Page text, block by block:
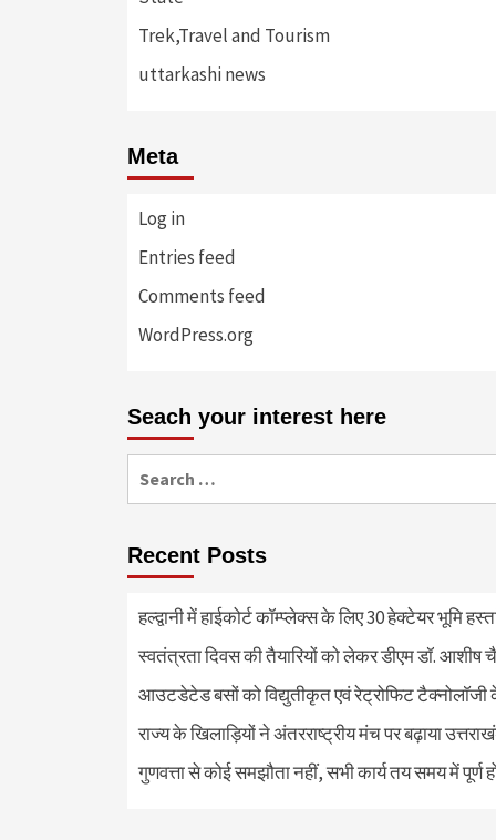
Trek,Travel and Tourism
uttarkashi news
Meta
Log in
Entries feed
Comments feed
WordPress.org
Seach your interest here
for:
Recent Posts
हल्द्वानी में हाईकोर्ट कॉम्प्लेक्स के लिए 30 हेक्टेयर भूमि
स्वतंत्रता दिवस की तैयारियों को लेकर डीएम डॉ. आशीष
आउटडेटेड बसों को विद्युतीकृत एवं रेट्रोफिट टैक्नोलाॅजी
राज्य के खिलाड़ियों ने अंतरराष्ट्रीय मंच पर बढ़ाया
गुणवत्ता से कोई समझौता नहीं, सभी कार्य तय समय में पूर्ण